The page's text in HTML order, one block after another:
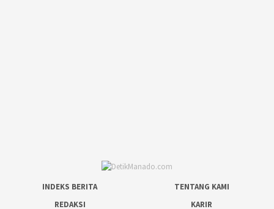
INDEKS BERITA
TENTANG KAMI
REDAKSI
KARIR